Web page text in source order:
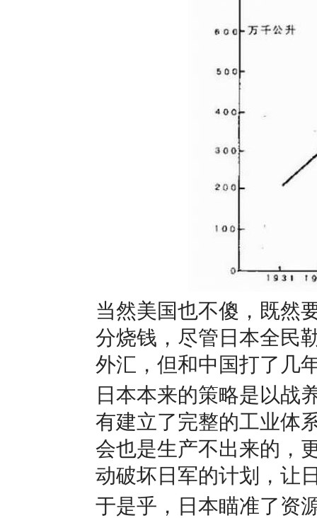
当然美国也不傻，既然
分烧钱，尽管日本全民
外汇，但和中国打了几
日本本来的策略是以战
有建立了完整的工业体
会也是生产不出来的，
动破坏日军的计划，让
于是乎，日本瞄准了资